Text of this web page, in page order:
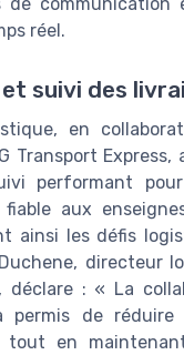
réel.
suivi des
en
Transport Express,
performant
aux
ainsi les défis
directeur
déclare : « La
permis de
tout en